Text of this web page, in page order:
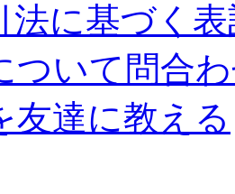
法に基づく
ついて問合
友達に教える